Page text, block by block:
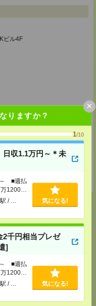
りますか？
1/10
収1.1万円～＊未
～ ■週払
1200円
/ … 気になる!
2千円相当プレゼ
]
～ ■週払
1200円
/ … 気になる!
×
ビル4F
生命京都ヤサカビル5F
プレゼント中★
へ
電話応募
LINEで送る